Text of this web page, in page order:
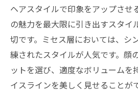
ヘアスタイルで印象をアップさせ
の魅力を最大限に引き出すスタイ
切です。ミセス層においては、シ
練されたスタイルが人気です。顔
ットを選び、適度なボリュームを
イスラインを美しく見せることが